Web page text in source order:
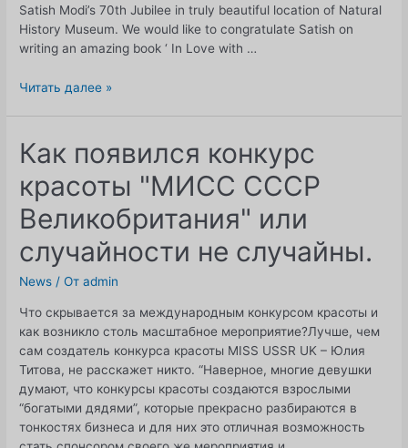
Satish Modi’s 70th Jubilee in truly beautiful location of Natural
History Museum. We would like to congratulate Satish on
writing an amazing book ‘ In Love with …
МИСС
на
праздновании
70-
летия
Сатиша
Читать далее »
Как появился конкурс
красоты "МИСС СССР
Великобритания" или
случайности не случайны.
News / От admin
Что скрывается за международным конкурсом красоты и
как возникло столь масштабное мероприятие?Лучше, чем
сам создатель конкурса красоты MISS USSR UK – Юлия
Титова, не расскажет никто. “Наверное, многие девушки
думают, что конкурсы красоты создаются взрослыми
“богатыми дядями”, которые прекрасно разбираются в
тонкостях бизнеса и для них это отличная возможность